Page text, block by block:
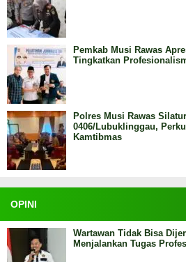
Pemkab Musi Rawas
Tingkatkan
Polres Musi Rawas
0406/Lubuklinggau,
Kamtibmas
OPINI
Wartawan Tidak Bisa
Menjalankan Tugas